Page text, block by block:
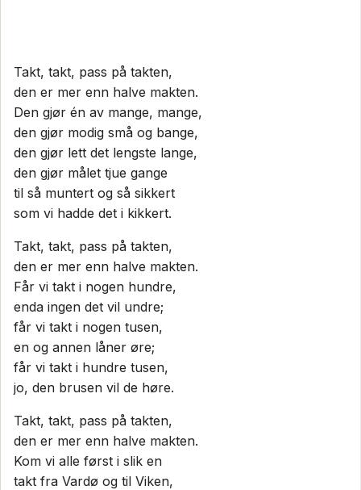
Takt, takt, pass på takten,
den er mer enn halve makten.
Den gjør én av mange, mange,
den gjør modig små og bange,
den gjør lett det lengste lange,
den gjør målet tjue gange
til så muntert og så sikkert
som vi hadde det i kikkert.
Takt, takt, pass på takten,
den er mer enn halve makten.
Får vi takt i nogen hundre,
enda ingen det vil undre;
får vi takt i nogen tusen,
en og annen låner øre;
får vi takt i hundre tusen,
jo, den brusen vil de høre.
Takt, takt, pass på takten,
den er mer enn halve makten.
Kom vi alle først i slik en
takt fra Vardø og til Viken,